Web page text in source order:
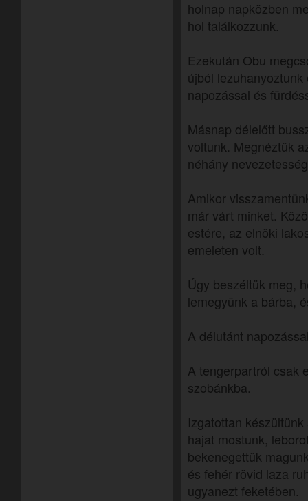
holnap napközben
hol találkozzunk.
Ezekután Obu
újból
napozással és
Másnap délelőtt
voltunk. Megnéztük
néhány
Amikor
már várt minket.
estére, az elnöki
emeleten volt.
Úgy beszéltük meg,
lemegyünk a bárba,
A délutánt
A tengerpartról csak
szobánkba.
Izgatottan
hajat mostunk,
bekenegettük
és fehér rövid laza
ugyanezt feketében.